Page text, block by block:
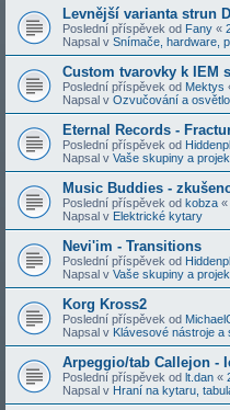
Levnější varianta strun
Poslední příspěvek od Fany «
Napsal v Snímače, hardware,
Custom tvarovky k IEM
Poslední příspěvek od Mektys
Napsal v Ozvučování a
Eternal Records -
Poslední příspěvek od
Napsal v Vaše skupiny a
Music Buddies -
Poslední příspěvek od kobza «
Napsal v Elektrické kytary
Nevi'im - Transitions
Poslední příspěvek od
Napsal v Vaše skupiny a
Korg Kross2
Poslední příspěvek od
Napsal v Klávesové nástroje a
Arpeggio/tab Callejon -
Poslední příspěvek od lt.dan «
Napsal v Hraní na kytaru,